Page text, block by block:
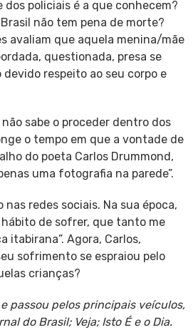
policiais é a que conhecem?
não tem pena de morte?
avaliam que aquela menina/mãe
questionada, presa se
devido respeito ao seu corpo e
não sabe o proceder dentro dos
o tempo em que a vontade de
do poeta Carlos Drummond,
uma fotografia na parede”.
nas redes sociais. Na sua época,
hábito de sofrer, que tanto me
itabirana”. Agora, Carlos,
sofrimento se espraiou pelo
crianças?
passou pelos principais veículos,
do Brasil; Veja; Isto É e o Dia.